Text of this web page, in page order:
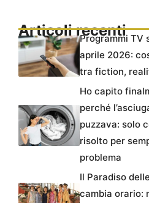
Articoli recenti
Programmi TV
aprile 2026:
tra fiction,
Ho capito
perché
puzzava: solo
risolto per
problema
Il Paradiso
cambia orario: